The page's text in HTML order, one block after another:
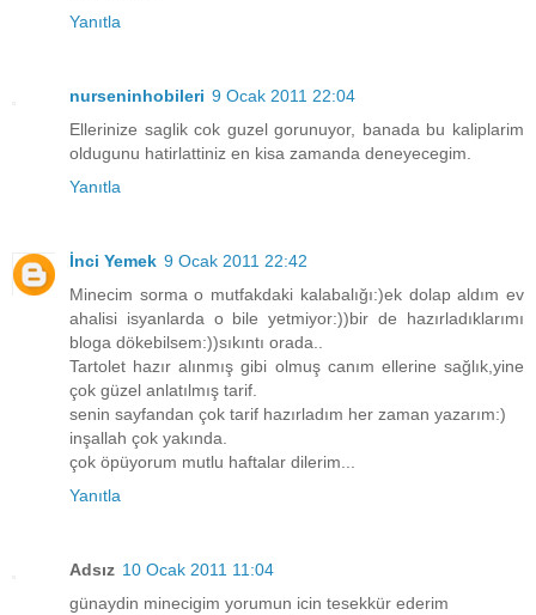
Yanıtla
nurseninhobileri 9 Ocak 2011 22:04
Ellerinize saglik cok guzel gorunuyor, banada bu kaliplarim
oldugunu hatirlattiniz en kisa zamanda deneyecegim.
Yanıtla
İnci Yemek 9 Ocak 2011 22:42
Minecim sorma o mutfakdaki kalabalığı:)ek dolap aldım ev
ahalisi isyanlarda o bile yetmiyor:))bir de hazırladıklarımı
bloga dökebilsem:))sıkıntı orada..
Tartolet hazır alınmış gibi olmuş canım ellerine sağlık,yine
çok güzel anlatılmış tarif.
senin sayfandan çok tarif hazırladım her zaman yazarım:)
inşallah çok yakında.
çok öpüyorum mutlu haftalar dilerim...
Yanıtla
Adsız 10 Ocak 2011 11:04
günaydin minecigim yorumun icin tesekkür ederim